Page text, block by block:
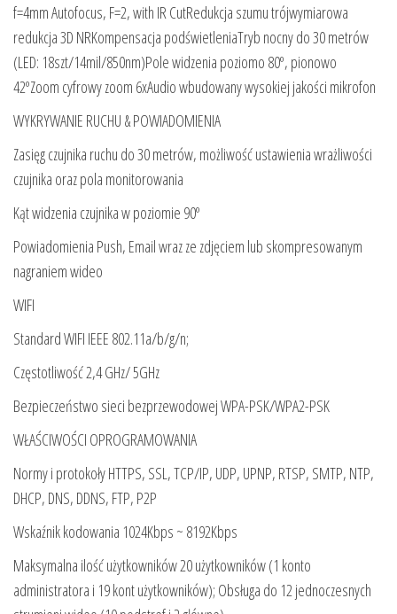
f=4mm Autofocus, F=2, with IR CutRedukcja szumu trójwymiarowa
redukcja 3D NRKompensacja podświetleniaTryb nocny do 30 metrów
(LED: 18szt/14mil/850nm)Pole widzenia poziomo 80º, pionowo
42ºZoom cyfrowy zoom 6xAudio wbudowany wysokiej jakości mikrofon
WYKRYWANIE RUCHU & POWIADOMIENIA
Zasięg czujnika ruchu do 30 metrów, możliwość ustawienia wrażliwości
czujnika oraz pola monitorowania
Kąt widzenia czujnika w poziomie 90º
Powiadomienia Push, Email wraz ze zdjęciem lub skompresowanym
nagraniem wideo
WIFI
Standard WIFI IEEE 802.11a/b/g/n;
Częstotliwość 2,4 GHz/ 5GHz
Bezpieczeństwo sieci bezprzewodowej WPA-PSK/WPA2-PSK
WŁAŚCIWOŚCI OPROGRAMOWANIA
Normy i protokoły HTTPS, SSL, TCP/IP, UDP, UPNP, RTSP, SMTP, NTP,
DHCP, DNS, DDNS, FTP, P2P
Wskaźnik kodowania 1024Kbps ~ 8192Kbps
Maksymalna ilość użytkowników 20 użytkowników (1 konto
administratora i 19 kont użytkowników); Obsługa do 12 jednoczesnych